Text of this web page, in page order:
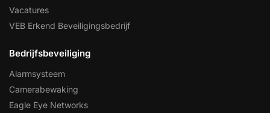
Vacatures
VEB Erkend Beveiligingsbedrijf
Bedrijfsbeveiliging
Alarmsysteem
Camerabewaking
Eagle Eye Networks